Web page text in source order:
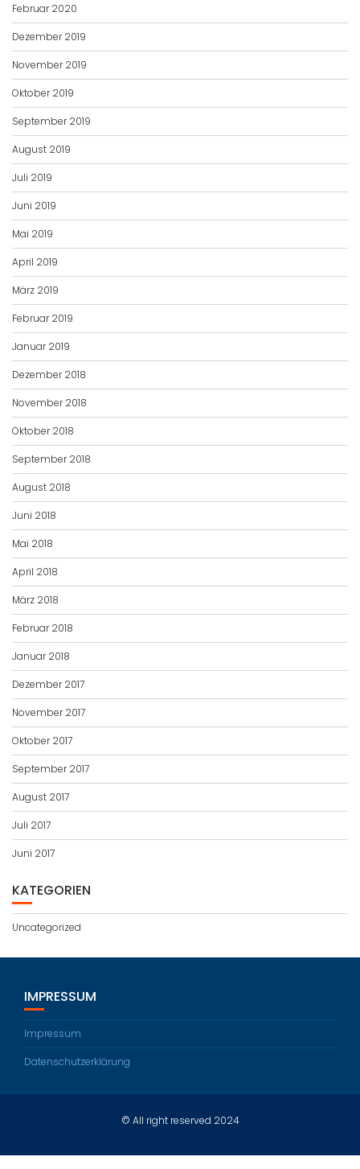
Februar 2020
Dezember 2019
November 2019
Oktober 2019
September 2019
August 2019
Juli 2019
Juni 2019
Mai 2019
April 2019
März 2019
Februar 2019
Januar 2019
Dezember 2018
November 2018
Oktober 2018
September 2018
August 2018
Juni 2018
Mai 2018
April 2018
März 2018
Februar 2018
Januar 2018
Dezember 2017
November 2017
Oktober 2017
September 2017
August 2017
Juli 2017
Juni 2017
KATEGORIEN
Uncategorized
IMPRESSUM
Impressum
Datenschutzerklärung
© All right reserved 2024